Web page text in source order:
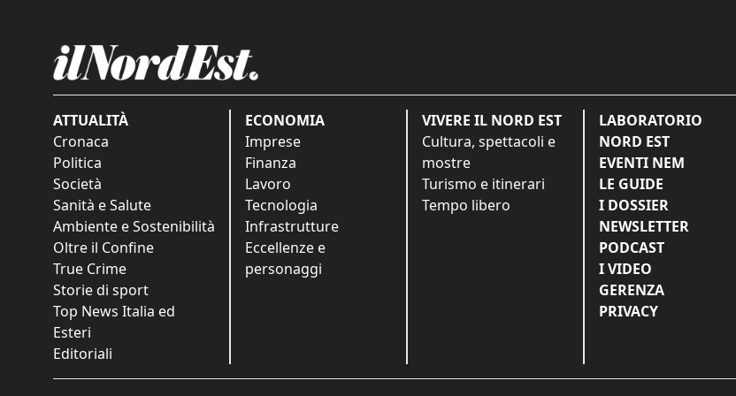
ATTUALITÀ
Cronaca
Politica
Società
Sanità e Salute
Ambiente e Sostenibilità
Oltre il Confine
True Crime
Storie di sport
Top News Italia ed
Esteri
Editoriali
ECONOMIA
Imprese
Finanza
Lavoro
Tecnologia
Infrastrutture
Eccellenze e
personaggi
VIVERE IL NORD EST
Cultura, spettacoli e
mostre
Turismo e itinerari
Tempo libero
LABORATORIO
NORD EST
EVENTI NEM
LE GUIDE
I DOSSIER
NEWSLETTER
PODCAST
I VIDEO
GERENZA
PRIVACY